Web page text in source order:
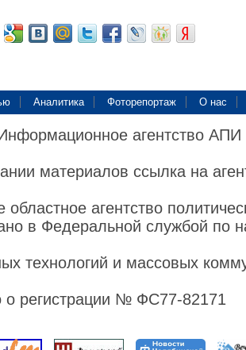
Аналитика Фоторепортаж О нас
агентство
материалов ссылка на
областное агентство
в Федеральной службой по
технологий и массовых
о регистрации № ФС77-82171